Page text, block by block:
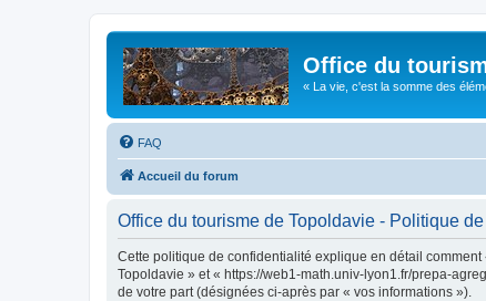
Office du
« La vie, c'est la somme des
FAQ
Accueil du forum
Office du tourisme de Topoldavie - Politique
Cette politique de confidentialité explique en détail
Topoldavie » et « https://web1-math.univ-lyon1.fr/prepa-
de votre part (désignées ci-après par « vos informations »).